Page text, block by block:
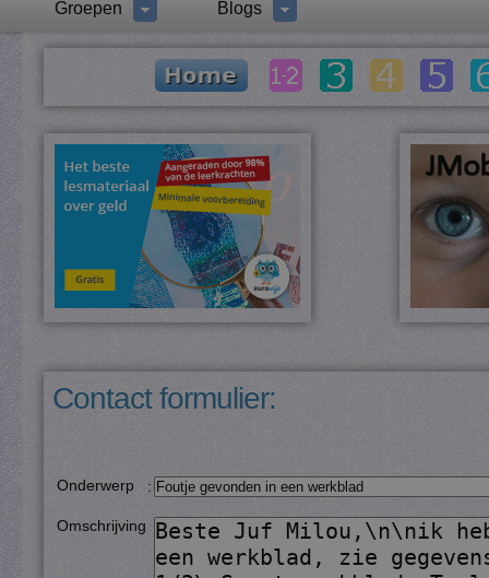
Groepen Blogs
Contact formulier:
Onderwerp :
Omschrijving